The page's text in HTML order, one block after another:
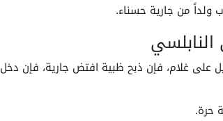
ولداً من جارية حسناء.
على غلام، فإن ذبح ظبية افتض جارية، فإن دخل
حرة.
تفسير رؤية الجبانة في المنام